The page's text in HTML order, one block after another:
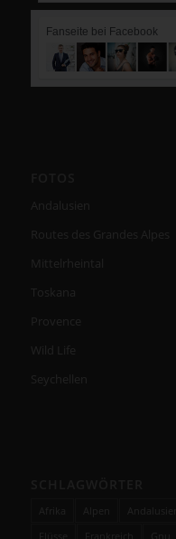
Fanseite bei Facebook
Andalusien
Routes des Grandes Alpes
Mittelrheintal
Toskana
Alpen Andalusien
Frankreich Gnu